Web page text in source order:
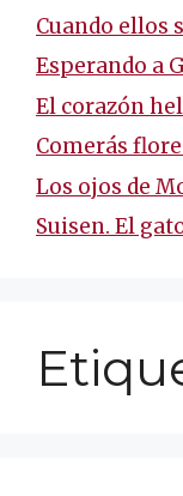
Cuando ellos
Esperando a
El corazón
Comerás
Los ojos de
Suisen. El